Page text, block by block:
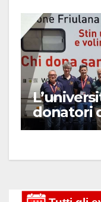
donatori